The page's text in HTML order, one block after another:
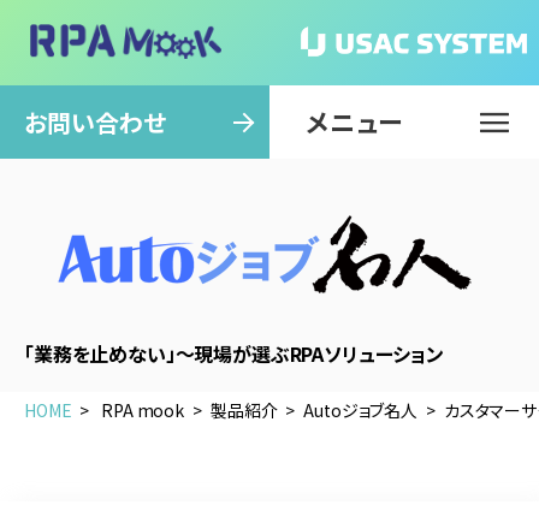
お問い合わせ メニュー
閉じる
「業務を止めない」～現場が選ぶRPAソリューション
HOME RPA mook 製品紹介 Autoジョブ名人 カスタマー